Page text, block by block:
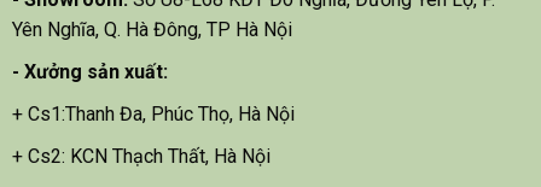
Yên Nghĩa, Q. Hà Đông, TP Hà Nội
- Xưởng sản xuất:
+ Cs1:Thanh Đa, Phúc Thọ, Hà Nội
+ Cs2: KCN Thạch Thất, Hà Nội